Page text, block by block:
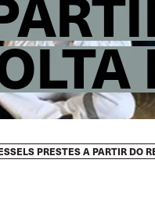
PRESTES A PARTIR DO